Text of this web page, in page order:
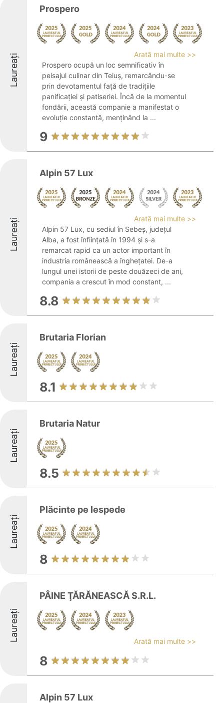
Laureați
Prospero
Arată mai multe >>
Prospero ocupă un loc semnificativ în
peisajul culinar din Teiuș, remarcându-se
prin devotamentul față de tradițiile
panificației și patiseriei. Încă de la momentul
fondării, această companie a manifestat o
evoluție constantă, menținând la ...
9
Laureați
Alpin 57 Lux
Arată mai multe >>
Alpin 57 Lux, cu sediul în Sebeș, județul
Alba, a fost înființată în 1994 și s-a
remarcat rapid ca un actor important în
industria românească a înghețatei. De-a
lungul unei istorii de peste douăzeci de ani,
compania a crescut în mod constant, ...
8.8
Laureați
Brutaria Florian
8.1
Laureați
Brutaria Natur
8.5
Laureați
Plăcinte pe lespede
8
Laureați
PÂINE ŢĂRĂNEASCĂ S.R.L.
Arată mai multe >>
8
Alpin 57 Lux